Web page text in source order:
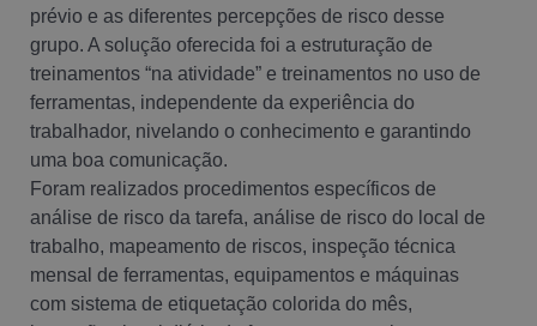
prévio e as diferentes percepções de risco desse
grupo. A solução oferecida foi a estruturação de
treinamentos “na atividade” e treinamentos no uso de
ferramentas, independente da experiência do
trabalhador, nivelando o conhecimento e garantindo
uma boa comunicação.
Foram realizados procedimentos específicos de
análise de risco da tarefa, análise de risco do local de
trabalho, mapeamento de riscos, inspeção técnica
mensal de ferramentas, equipamentos e máquinas
com sistema de etiquetação colorida do mês,